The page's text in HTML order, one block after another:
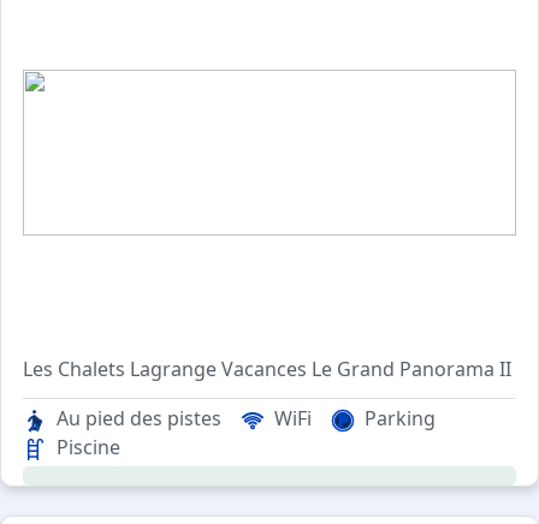
Les Chalets Lagrange Vacances Le Grand Panorama
Les 43 chalets accolés ou individuels sont très
Au pied des pistes WiFi
Parking
Piscine